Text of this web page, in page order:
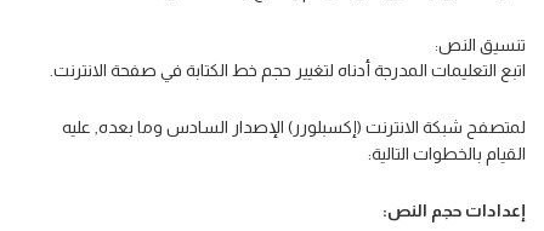
تنسيق النص:
اتبع التعليمات المدرجة أدناه لتغيير حجم خط الكتابة في صفحة الانترنت.
لمتصفح شبكة الانترنت (إكسبلورر) الإصدار السادس وما بعده, عليه
القيام بالخطوات التالية:
إعدادات حجم النص: